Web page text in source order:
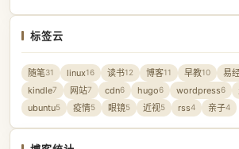
标签云
随笔31 linux16 读书12 博客11 早教10 易
kindle7 网站7 cdn6 hugo6 wordpress6
ubuntu5 疫情5 眼镜5 近视5 rss4 亲子4